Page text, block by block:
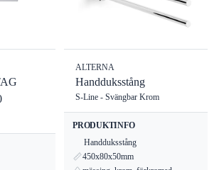
ALTERNA
Handduksstång
S-Line - Svängbar Krom
PRODUKTINFO
Handduksstång
450x80x50mm